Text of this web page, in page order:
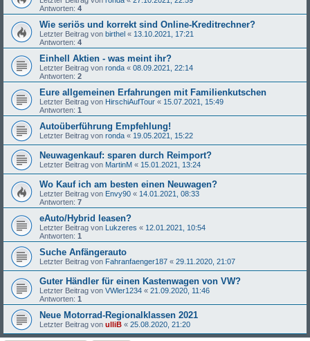
Antworten: 4
Wie seriös und korrekt sind Online-Kreditrechner?
Letzter Beitrag von birthel « 13.10.2021, 17:21
Antworten: 4
Einhell Aktien - was meint ihr?
Letzter Beitrag von ronda « 08.09.2021, 22:14
Antworten: 2
Eure allgemeinen Erfahrungen mit Familienkutschen
Letzter Beitrag von HirschiAufTour « 15.07.2021, 15:49
Antworten: 1
Autoüberführung Empfehlung!
Letzter Beitrag von ronda « 19.05.2021, 15:22
Neuwagenkauf: sparen durch Reimport?
Letzter Beitrag von MartinM « 15.01.2021, 13:24
Wo Kauf ich am besten einen Neuwagen?
Letzter Beitrag von Envy90 « 14.01.2021, 08:33
Antworten: 7
eAuto/Hybrid leasen?
Letzter Beitrag von Lukzeres « 12.01.2021, 10:54
Antworten: 1
Suche Anfängerauto
Letzter Beitrag von Fahranfaenger187 « 29.11.2020, 21:07
Guter Händler für einen Kastenwagen von VW?
Letzter Beitrag von VWler1234 « 21.09.2020, 11:46
Antworten: 1
Neue Motorrad-Regionalklassen 2021
Letzter Beitrag von ulliB « 25.08.2020, 21:20